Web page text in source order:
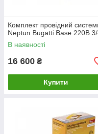
Комплект провідний
Neptun Bugatti Base 220B
В наявності
16 600 ₴
Купити